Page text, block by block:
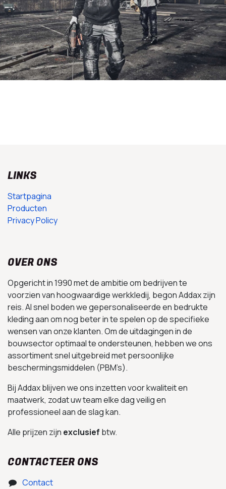
LINKS
Startpagina
Producten
Privacy Policy
OVER ONS
Opgericht in 1990 met de ambitie om bedrijven te
voorzien van hoogwaardige werkkledij, begon Addax zijn
reis. Al snel boden we gepersonaliseerde en bedrukte
kleding aan om nog beter in te spelen op de specifieke
wensen van onze klanten. Om de uitdagingen in de
bouwsector optimaal te ondersteunen, hebben we ons
assortiment snel uitgebreid met persoonlijke
beschermingsmiddelen (PBM’s).
Bij Addax blijven we ons inzetten voor kwaliteit en
maatwerk, zodat uw team elke dag veilig en
professioneel aan de slag kan.
Alle prijzen zijn exclusief btw.
CONTACTEER ONS
Contact